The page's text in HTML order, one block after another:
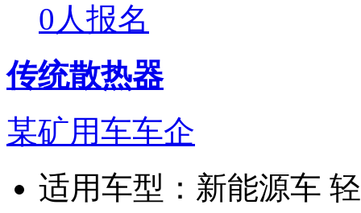
0人报名
传统散热器
某矿用车车企
适用车型： 新能源车